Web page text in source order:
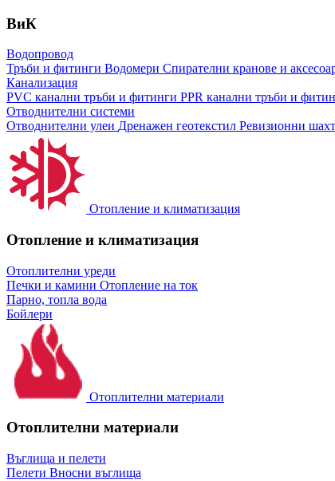
ВиК
Водопровод
Тръби и фитинги Водомери Спирателни кранове и
Канализация
PVC канални тръби и фитинги PPR канални тръби и
Отводнителни системи
Отводнителни улеи Дренажен геотекстил Ревизионни
Отопление и климатизация
Отопление и климатизация
Отоплителни уреди
Печки и камини Отопление на ток
Парно, топла вода
Бойлери
Отоплителни материали
Отоплителни материали
Въглища и пелети
Пелети Вносни въглища